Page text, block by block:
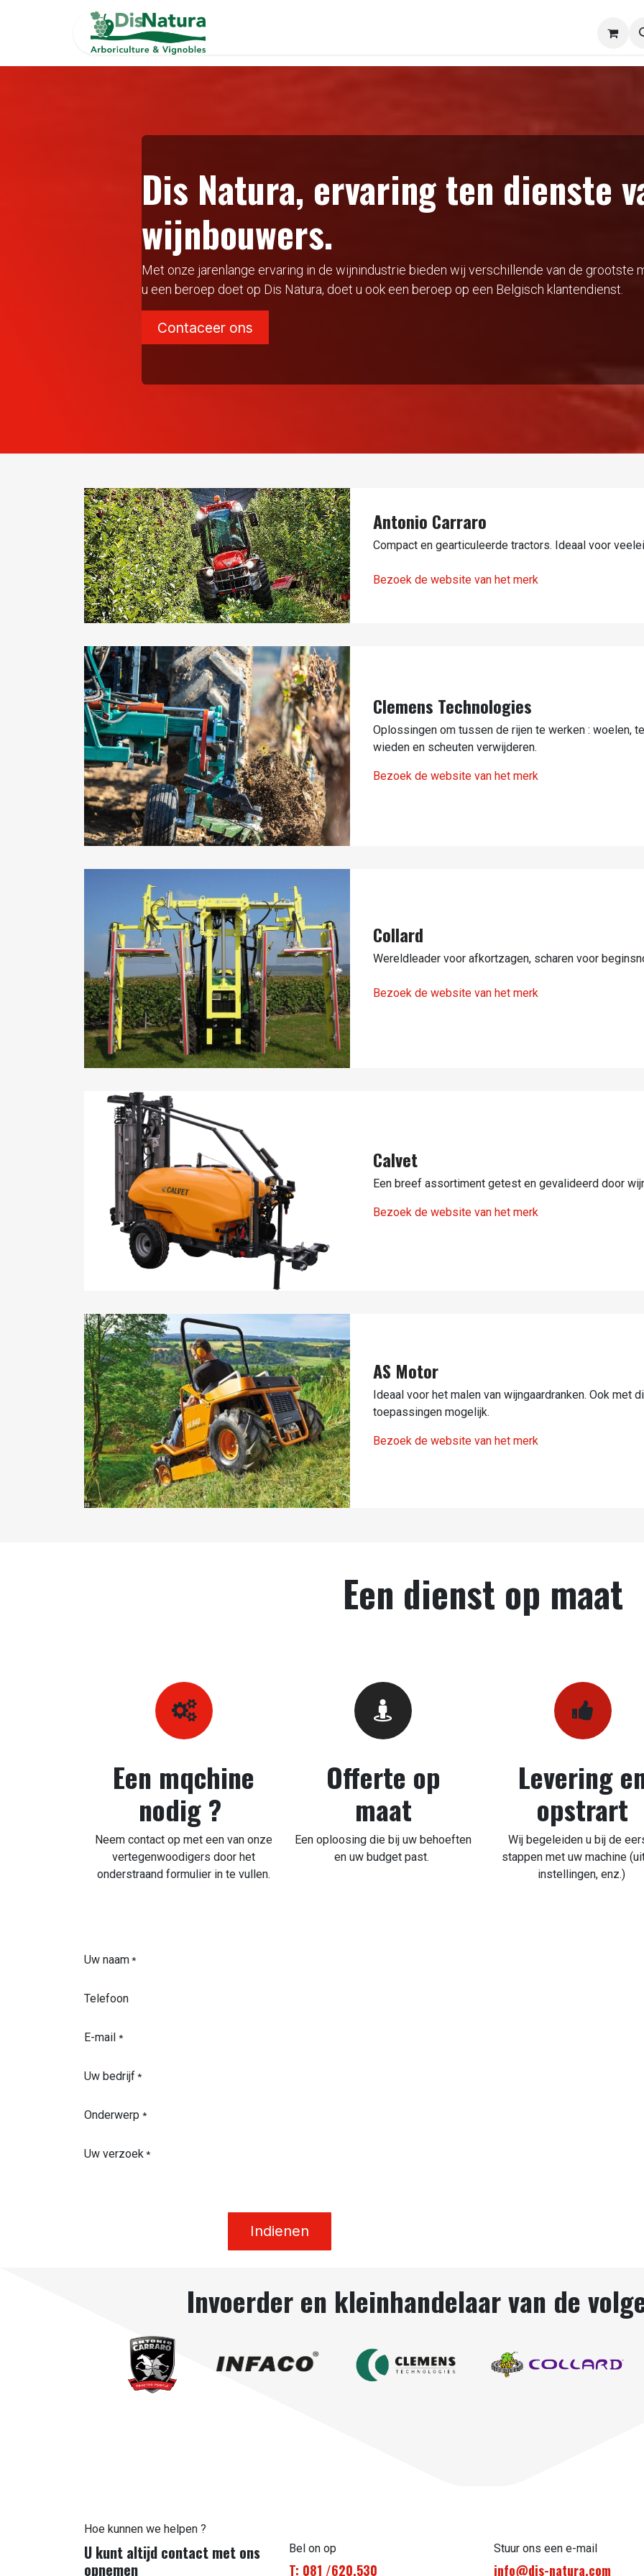
Overslaan naar inhoud
Wijnbouw / Boomkweek
Dis Natura, ervaring ten dienste
wijnbouwers.
Met onze jarenlange ervaring in de wijnindustrie bieden wij verschillende van de grootste
u een beroep doet op Dis Natura, doet u ook een beroep op een Belgisch klantendienst.
Contaceer ons
Antonio Carraro
Compact en gearticuleerde tractors. Ideaal voor
Bezoek de website van het merk
Clemens Technologies
Oplossingen om tussen de rijen te werken : woelen,
wieden en scheuten verwijderen.
Bezoek de website van het merk
Collard
Wereldleader voor afkortzagen, scharen voor
Bezoek de website van het merk
Calvet
Een breef assortiment getest en gevalideerd door
Bezoek de website van het merk
AS Motor
Ideaal voor het malen van wijngaardranken. Ook met
toepassingen mogelijk.
Bezoek de website van het merk
Een dienst op maat
Een mqchine
nodig ?
Neem contact op met een van onze
vertegenwoodigers door het
onderstraand formulier in te vullen.
Offerte op
maat
Een oploosing die bij uw behoeften
en uw budget past.
Levering
opstrart
Wij begeleiden u bij de
stappen met uw machine
instellingen, enz.)
Uw naam*
Telefoon
E-mail *
Uw bedrijf*
Onderwerp *
Uw verzoek *
Indienen
Invoerder en kleinhandelaar van de
Hoe kunnen we helpen ?
U kunt altijd contact met ons
opnemen
Bel on op
T: 081 /620.530
Stuur ons een e-mail
info@dis-natura.com